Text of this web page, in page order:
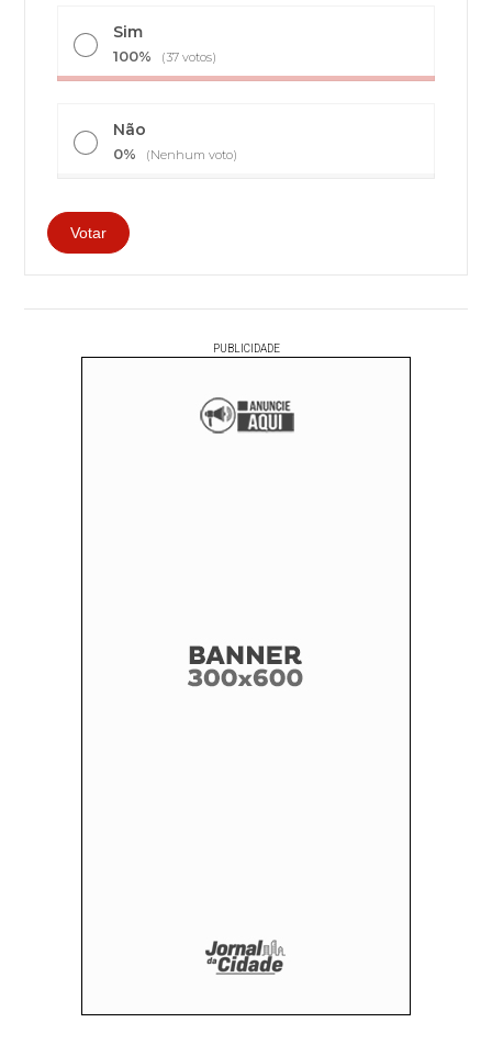
Sim
100% (37 votos)
Não
0% (Nenhum voto)
PUBLICIDADE